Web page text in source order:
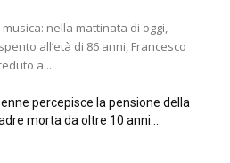
nella mattinata di oggi,
all’età di 86 anni, Francesco
a...
percepisce la pensione della
morta da oltre 10 anni:...